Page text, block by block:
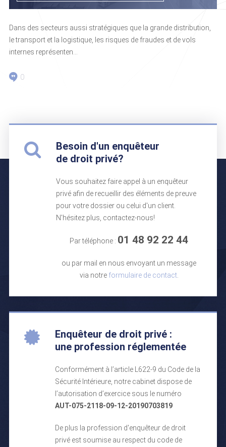
Dans des secteurs aussi stratégiques que la grande distribution,
le transport et la logistique, les risques de fraudes et de vols
internes représenten...
0
Besoin d'un enquêteur
de droit privé?
Vous souhaitez faire appel à un enquêteur
privé afin de recueillir des éléments de preuve
pour votre dossier ou celui d'un client.
N'hésitez plus, contactez-nous!
Par téléphone : 01 48 92 22 44
ou par mail en nous envoyant un message
via notre formulaire de contact.
Enquêteur de droit privé :
une profession réglementée
Conformément à l’article L622-9 du Code de la
Sécurité Intérieure, notre cabinet dispose de
l’autorisation d’exercice sous le numéro
AUT-075-2118-09-12-20190703819
De plus la profession d'enquêteur de droit
privé est soumise au respect du code de